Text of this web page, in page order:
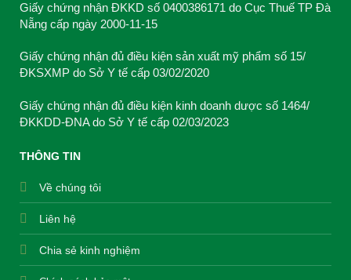
Giấy chứng nhận ĐKKD số 0400386171 do Cục Thuế TP Đà
Nẵng cấp ngày 2000-11-15
Giấy chứng nhận đủ điều kiện sản xuất mỹ phẩm số 15/
ĐKSXMP do Sở Y tế cấp 03/02/2020
Giấy chứng nhận đủ điều kiện kinh doanh dược số 1464/
ĐKKDD-ĐNA do Sở Y tế cấp 02/03/2023
THÔNG TIN
Về chúng tôi
Liên hệ
Chia sẻ kinh nghiệm